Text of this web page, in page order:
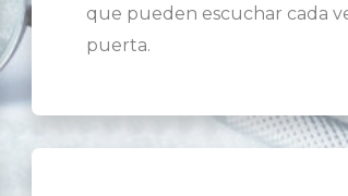
que pueden escuchar cada
puerta.